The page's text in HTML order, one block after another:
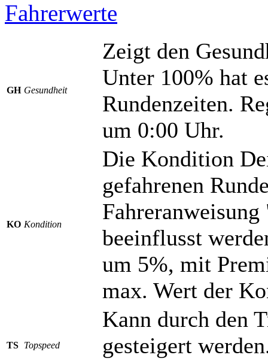
GH Gesundheit
Zeigt den
Unter 100% hat
Rundenzeiten.
um 0:00 Uhr.
KO Kondition
Die Kondition
gefahrenen
beeinflusst
um 5%, mit
max. Wert der
TS Topspeed
Kann durch den
gesteigert